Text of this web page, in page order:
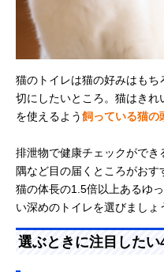
猫のトイレは猫の好みはも
切にしたいところ。猫はき
を使えるよう飼っている猫の
排泄物で健康チェックがで
隅など目の届くところがお
猫の体長の1.5倍以上あるゆ
い深めのトイレを選びましょ
選ぶときに注目したい